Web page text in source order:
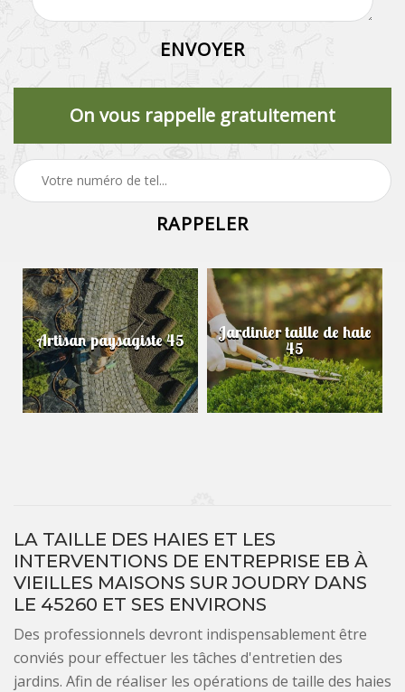
On vous rappelle gratuitement
Artisan paysagiste 45 Jardinier taille de haie
45
LA TAILLE DES HAIES ET LES
INTERVENTIONS DE ENTREPRISE EB À
VIEILLES MAISONS SUR JOUDRY DANS
LE 45260 ET SES ENVIRONS
Des professionnels devront indispensablement être
conviés pour effectuer les tâches d'entretien des
jardins. Afin de réaliser les opérations de taille des haies